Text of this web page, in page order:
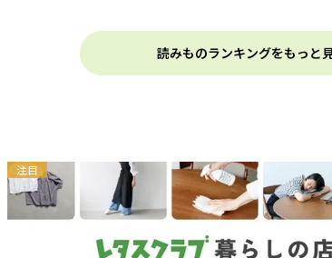
読みものランキングをもっと
注目